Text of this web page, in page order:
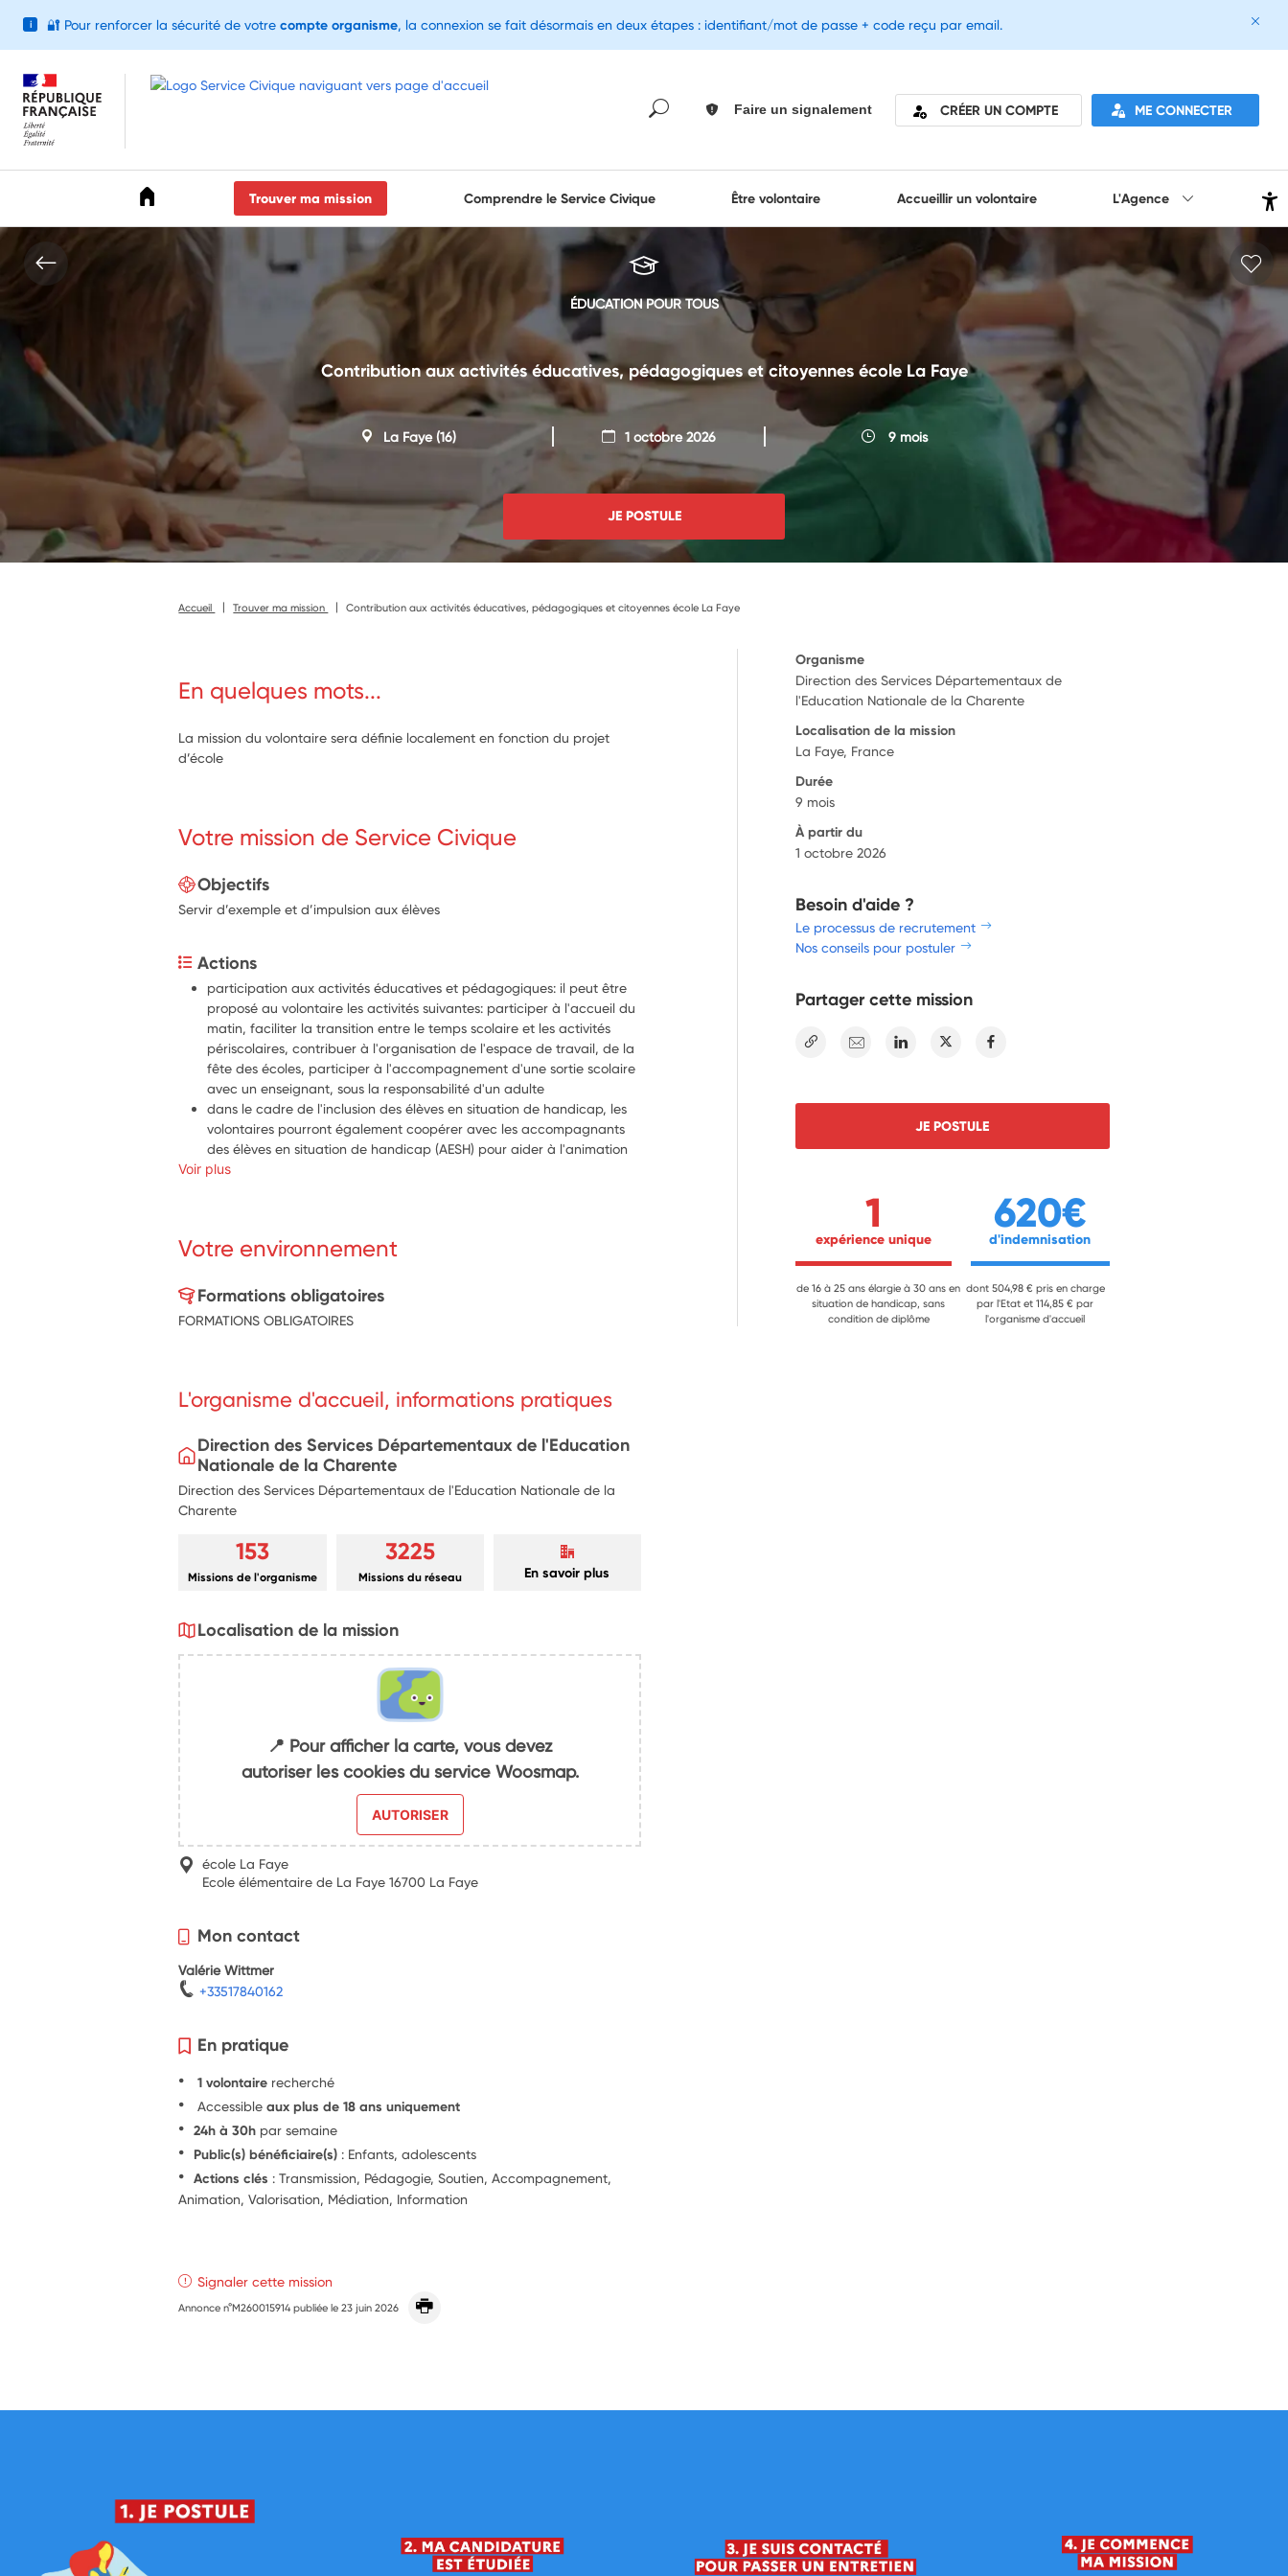
Faire un signalement CRÉER UN COMPTE ME CONNECTER
Trouver ma mission Comprendre le Service Civique Être volontaire Accueillir un volontaire L'Agence
ÉDUCATION POUR TOUS
Contribution aux activités éducatives, pédagogiques et citoyennes école La Faye
La Faye(16) 1 octobre 2026 9 mois
JE POSTULE
Accueil Trouver ma mission Contribution aux activités éducatives, pédagogiques et citoyennes école La Faye
En quelques mots...
La mission du volontaire sera définie localement en fonction du projet
d’école
Votre mission de Service Civique
Objectifs
Servir d’exemple et d’impulsion aux élèves
Actions
participation aux activités éducatives et pédagogiques: il peut être
proposé au volontaire les activités suivantes: participer à l'accueil du
matin, faciliter la transition entre le temps scolaire et les activités
périscolaires, contribuer à l'organisation de l'espace de travail, de la
fête des écoles, participer à l'accompagnement d'une sortie scolaire
avec un enseignant, sous la responsabilité d'un adulte
dans le cadre de l'inclusion des élèves en situation de handicap, les
volontaires pourront également coopérer avec les accompagnants
des élèves en situation de handicap (AESH) pour aider à l'animation
du temps d'activités de cour de récréation en proposant des
animer des activités originales pour favoriser la participation active
Voir plus
Votre environnement
Formations obligatoires
FORMATIONS OBLIGATOIRES
L'organisme d'accueil, informations pratiques
Direction des Services Départementaux de l'Education
Nationale de la Charente
Direction des Services Départementaux de l'Education Nationale de la
Charente
153
Missions de l'organisme
3225
Missions du réseau En savoir plus
Localisation de la mission
📍 Pour afficher la carte, vous devez
autoriser les cookies du service Woosmap.
AUTORISER
école La Faye
Ecole élémentaire de La Faye 16700 La Faye
Mon contact
Valérie Wittmer
+33517840162
En pratique
1 volontaire recherché
Accessibleaux plus de 18 ans uniquement
24h à 30h par semaine
Public(s) bénéficiaire(s) : Enfants, adolescents
Actions clés : Transmission, Pédagogie, Soutien, Accompagnement,
Animation, Valorisation, Médiation, Information
Signaler cette mission
Annonce n°M260015914 publiée le23 juin 2026
Organisme
Direction des Services Départementaux de
l'Education Nationale de la Charente
Localisation de la mission
La Faye, France
Durée
9 mois
À partir du
1 octobre 2026
Besoin d'aide ?
Le processus de recrutement
Nos conseils pour postuler
Partager cette mission
E-mail Linkedin Twitter
JE POSTULE
1
expérience unique
de 16 à 25 ans élargie à 30 ans en
situation de handicap, sans
condition de diplôme
620€
d'indemnisation
dont 504,98 € pris en charge
par l'Etat et 114,85 € par
l'organisme d'accueil
i 🔐 Pour renforcer la sécurité de votre compte organisme, la connexion se fait désormais en deux étapes : identifiant/mot de passe + code reçu par email.